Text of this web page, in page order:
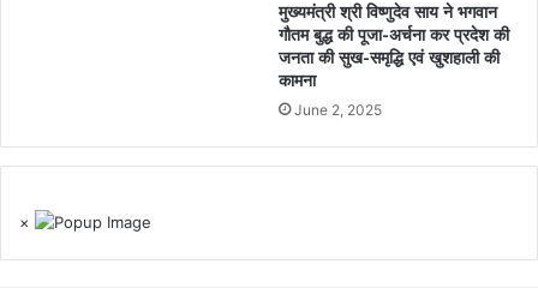
मुख्यमंत्री श्री विष्णुदेव साय ने भगवान
गौतम बुद्ध की पूजा-अर्चना कर प्रदेश की
जनता की सुख-समृद्धि एवं खुशहाली की
कामना
June 2, 2025
×